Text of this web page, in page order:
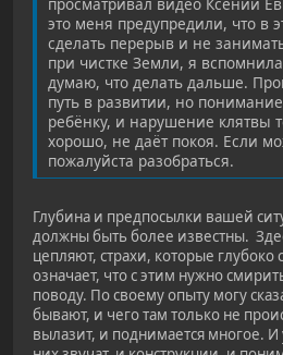
это меня предупредили, что в
сделать перерыв и не
при чистке Земли, я
думаю, что делать дальше.
путь в развитии, но
ребёнку, и нарушение клятвы
хорошо, не даёт покоя. Если
пожалуйста разобраться.
Глубина и предпосылки вашей
должны быть более известны.
цепляют, страхи, которые глубоко
означает, что с этим нужно
поводу. По своему опыту могу
бывают, и чего там только не
вылазит, и поднимается многое.